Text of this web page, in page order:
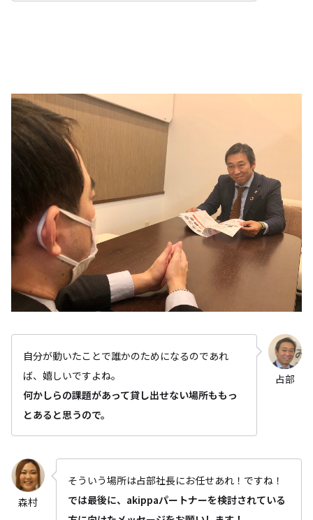
自分が動いたことで誰かのためになるのであれ
ば、嬉しいですよね。
何かしらの課題があって貸し出せない場所ももっ
とあると思うので。
占部
森村
そういう場所は占部社長にお任せあれ！ですね！
では最後に、akippaパートナーを検討されている